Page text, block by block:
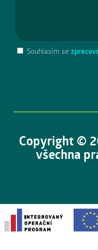
Souhlasím se
Copyright ©
všechna